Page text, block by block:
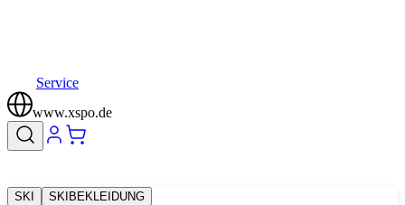
Service
www.xspo.de
SKI SKIBEKLEIDUNG